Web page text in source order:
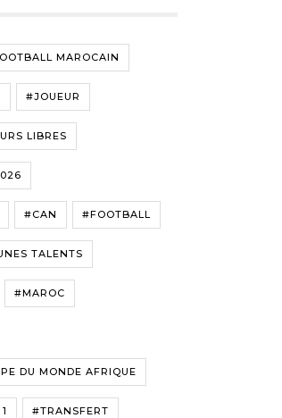
MAROCAIN
#JOUEUR
LIBRES
#CAN #FOOTBALL
TALENTS
#MAROC
DU MONDE AFRIQUE
#TRANSFERT